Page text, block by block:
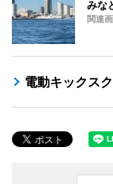
みな
関連
電動キックス